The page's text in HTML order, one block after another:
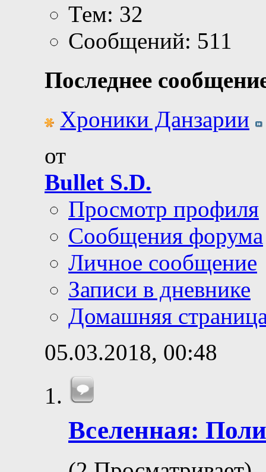
Тем: 32
Сообщений: 511
Последнее
Хроники Данзарии
от
Bullet S.D.
Просмотр профиля
Сообщения форума
Личное сообщение
Записи в дневнике
Домашняя
05.03.2018, 00:48
Вселенная: